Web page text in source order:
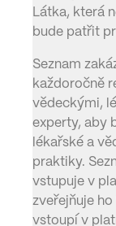
Látka, která
bude patřit
Seznam
každoročně
vědeckými,
experty, aby
lékařské a
praktiky.
vstupuje v
zveřejňuje
vstoupí v